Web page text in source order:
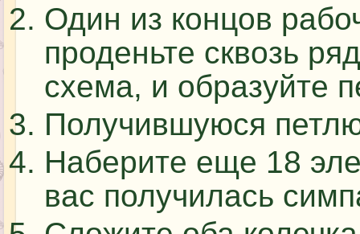
Один из концов
проденьте сквозь
схема, и образуйте
Получившуюся
Наберите еще 18
вас получилась